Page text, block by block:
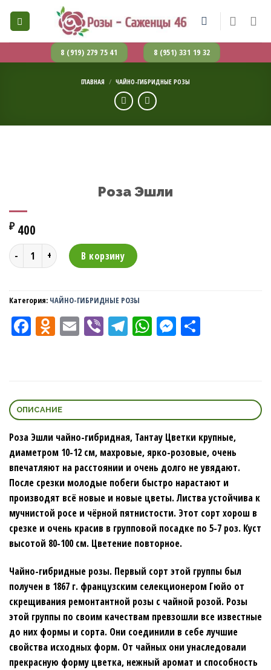
8 (919) 279 75 41 8 (951) 331 19 32
ГЛАВНАЯ / ЧАЙНО-ГИБРИДНЫЕ РОЗЫ
Роза Эшли
₽400
Количество товара Роза Эшли
В корзину
Категория: ЧАЙНО-ГИБРИДНЫЕ РОЗЫ
Facebook
Odnoklassniki
EmailViberTelegram
WhatsApp
Messenger
ОПИСАНИЕ
Роза Эшли чайно-гибридная, Тантау Цветки крупные,
диаметром 10-12 см, махровые, ярко-розовые, очень
впечатляют на расстоянии и очень долго не увядают.
После срезки молодые побеги быстро нарастают и
производят всё новые и новые цветы. Листва устойчива к
мучнистой росе и чёрной пятнистости. Этот сорт хорош в
срезке и очень красив в групповой посадке по 5-7 роз. Куст
высотой 80-100 см. Цветение повторное.
Чайно-гибридные розы. Первый сорт этой группы был
получен в 1867 г. французским селекционером Гюйо от
скрещивания ремонтантной розы с чайной розой. Розы
этой группы по своим качествам превзошли все известные
до них формы и сорта. Они соединили в себе лучшие
свойства исходных форм. От чайных они унаследовали
прекрасную форму цветка, нежный аромат и способность